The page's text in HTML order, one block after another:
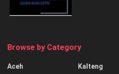
Browse by Category
Aceh
Kalteng